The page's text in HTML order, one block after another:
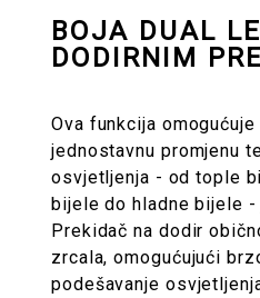
BOJA DUAL
DODIRNIM
Ova funkcija
jednostavnu promjenu
osvjetljenja - od tople
bijele do hladne bijele -
Prekidač na dodir
zrcala, omogućujući
podešavanje